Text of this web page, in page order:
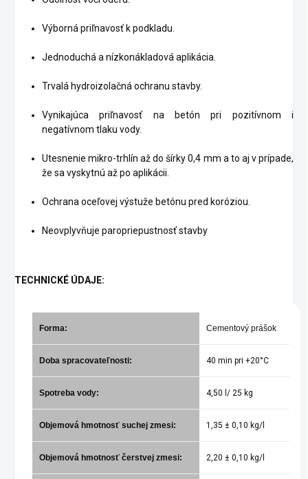
Výborná priľnavosť k podkladu.
Jednoduchá a nízkonákladová aplikácia.
Trvalá hydroizolačná ochranu stavby.
Vynikajúca priľnavosť na betón pri pozitívnom i
negatívnom tlaku vody.
Utesnenie mikro-trhlín až do šírky 0,4 mm a to aj v prípade,
že sa vyskytnú až po aplikácii.
Ochrana oceľovej výstuže betónu pred koróziou.
Neovplyvňuje paropriepustnosť stavby
TECHNICKÉ ÚDAJE:
Forma: Cementový prášok
Doba spracovateľnosti: 40 min pri +20°C
Spotreba vody: 4,50 l/ 25 kg
Objemová hmotnosť suchej zmesi: 1,35 ± 0,10 kg/l
Objemová hmotnosť čerstvej zmesi: 2,20 ± 0,10 kg/l